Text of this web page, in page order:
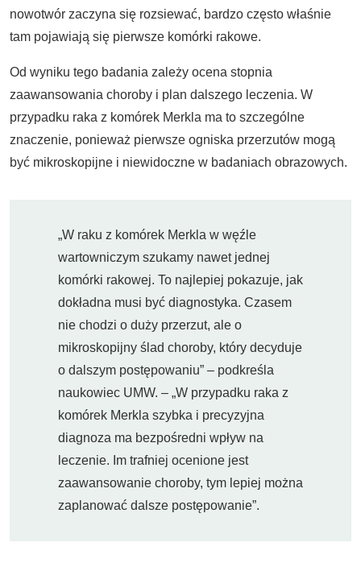
nowotwór zaczyna się rozsiewać, bardzo często właśnie
tam pojawiają się pierwsze komórki rakowe.
Od wyniku tego badania zależy ocena stopnia
zaawansowania choroby i plan dalszego leczenia. W
przypadku raka z komórek Merkla ma to szczególne
znaczenie, ponieważ pierwsze ogniska przerzutów mogą
być mikroskopijne i niewidoczne w badaniach obrazowych.
„W raku z komórek Merkla w węźle
wartowniczym szukamy nawet jednej
komórki rakowej. To najlepiej pokazuje, jak
dokładna musi być diagnostyka. Czasem
nie chodzi o duży przerzut, ale o
mikroskopijny ślad choroby, który decyduje
o dalszym postępowaniu” – podkreśla
naukowiec UMW. – „W przypadku raka z
komórek Merkla szybka i precyzyjna
diagnoza ma bezpośredni wpływ na
leczenie. Im trafniej ocenione jest
zaawansowanie choroby, tym lepiej można
zaplanować dalsze postępowanie”.